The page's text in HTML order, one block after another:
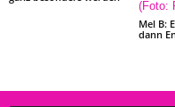
Mel B:
dann